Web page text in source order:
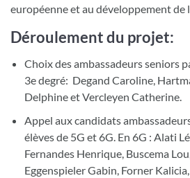
européenne et au développement de
Déroulement du projet:
Choix des ambassadeurs seniors
3e degré: Degand Caroline,
Delphine et Vercleyen Catherine.
Appel aux candidats
élèves de 5G et 6G. En 6G : Alati
Fernandes Henrique, Buscema
Eggenspieler Gabin, Forner